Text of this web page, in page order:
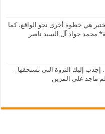
هي خطوة أخرى نحو الواقع، كما
محمد جواد آل السيد ناصر
إجذب إليك الثروة التي تستحقها –